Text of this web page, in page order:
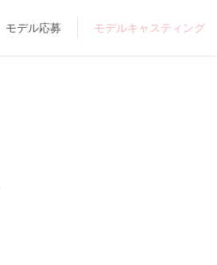
モデル応募 モデルキャスティング